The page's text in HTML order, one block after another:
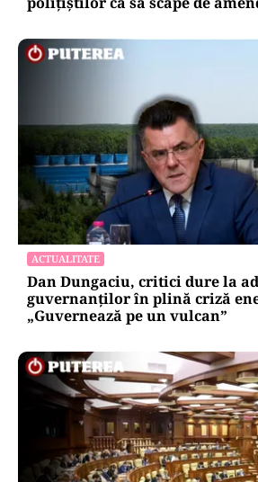
ACTUALITATE
Dan Dungaciu, critici dure la
guvernanților în plină criză
„Guvernează pe un vulcan”